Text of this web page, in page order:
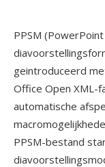
PPSM
geintroduceerd
Office Open XML-
automatische
PPSM-bestand